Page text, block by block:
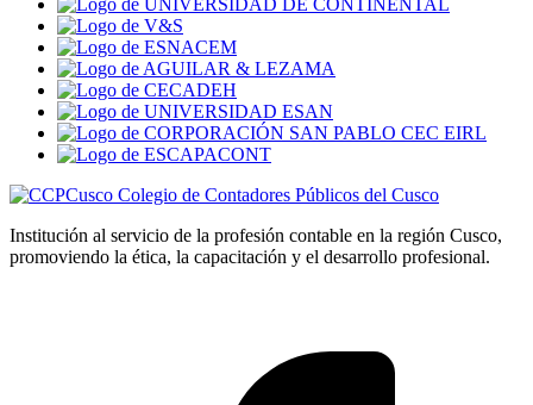
Colegio de Contadores Públicos del Cusco
Institución al servicio de la profesión contable en la región Cusco,
promoviendo la ética, la capacitación y el desarrollo profesional.